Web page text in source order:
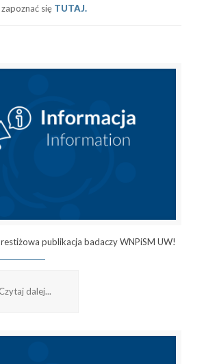
się TUTAJ.
publikacja badaczy WNPiSM UW!
Czytaj dalej...